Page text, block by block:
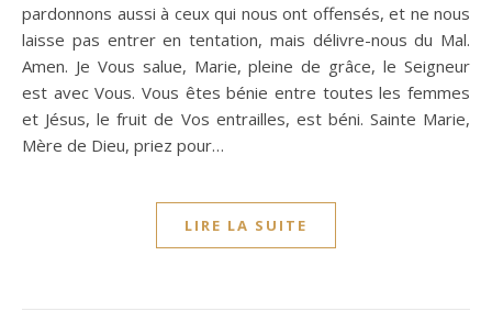
pardonnons aussi à ceux qui nous ont offensés, et ne nous
laisse pas entrer en tentation, mais délivre-nous du Mal.
Amen. Je Vous salue, Marie, pleine de grâce, le Seigneur
est avec Vous. Vous êtes bénie entre toutes les femmes
et Jésus, le fruit de Vos entrailles, est béni. Sainte Marie,
Mère de Dieu, priez pour…
LIRE LA SUITE